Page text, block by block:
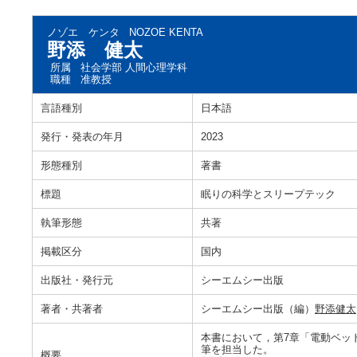
ノゾエ ケンタ NOZOE KENTA
野添 健太
所属
社会学部 人間心理学科
職種
准教授
言語種別 日本語
発行・発表の年月 2023
形態種別 著書
標題 眠りの科学とスリープテック
執筆形態 共著
掲載区分 国内
出版社・発行元 シーエムシー出版
著者・共著者 シーエムシー出版（編） 野添健太
本書において，第7章「電動ベ
筆を担当した。